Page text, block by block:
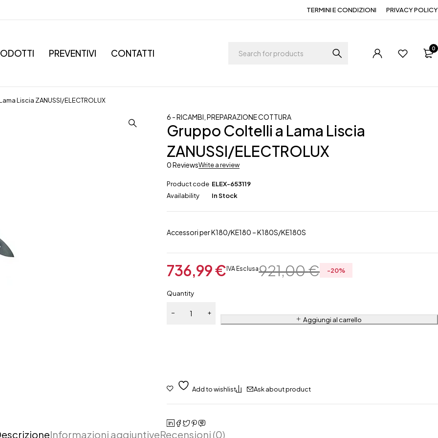
TERMINI E CONDIZIONI PRIVACY POLICY
PREVENTIVI CONTATTI 0
Liscia ZANUSSI/ELECTROLUX
6 - RICAMBI ,PREPARAZIONE COTTURA
Gruppo Coltelli a Lama Liscia
ZANUSSI/ELECTROLUX
0 ReviewsWrite a review
Product code ELEX-653119
Availability
In Stock
Accessori per K180/KE180 – K180S/KE180S
921,00€
736,99€ IVA Esclusa -20%
Quantity
Aggiungi al carrello
Ask about product
Informazioni aggiuntiveRecensioni (0)